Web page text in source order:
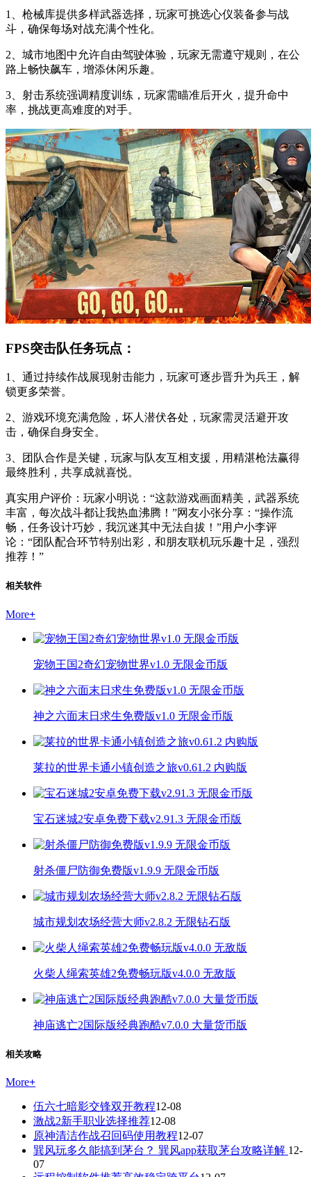
1、枪械库提供多样武器选择，玩家可挑选心仪装备参与战
斗，确保每场对战充满个性化。
2、城市地图中允许自由驾驶体验，玩家无需遵守规则，在公
路上畅快飙车，增添休闲乐趣。
3、射击系统强调精度训练，玩家需瞄准后开火，提升命中
率，挑战更高难度的对手。
FPS突击队任务玩点：
1、通过持续作战展现射击能力，玩家可逐步晋升为兵王，解
锁更多荣誉。
2、游戏环境充满危险，坏人潜伏各处，玩家需灵活避开攻
击，确保自身安全。
3、团队合作是关键，玩家与队友互相支援，用精湛枪法赢得
最终胜利，共享成就喜悦。
真实用户评价：玩家小明说：“这款游戏画面精美，武器系统
丰富，每次战斗都让我热血沸腾！”网友小张分享：“操作流
畅，任务设计巧妙，我沉迷其中无法自拔！”用户小李评
论：“团队配合环节特别出彩，和朋友联机玩乐趣十足，强烈
推荐！”
相关软件
More+
宠物王国2奇幻宠物世界v1.0 无限金币版
神之六面末日求生免费版v1.0 无限金币版
莱拉的世界卡通小镇创造之旅v0.61.2 内购版
宝石迷城2安卓免费下载v2.91.3 无限金币版
射杀僵尸防御免费版v1.9.9 无限金币版
城市规划农场经营大师v2.8.2 无限钻石版
火柴人绳索英雄2免费畅玩版v4.0.0 无敌版
神庙逃亡2国际版经典跑酷v7.0.0 大量货币版
相关攻略
More+
伍六七暗影交锋双开教程12-08
激战2新手职业选择推荐12-08
原神清洁作战召回码使用教程12-07
巽风玩多久能搞到茅台？ 巽风app获取茅台攻略详解 12-
07